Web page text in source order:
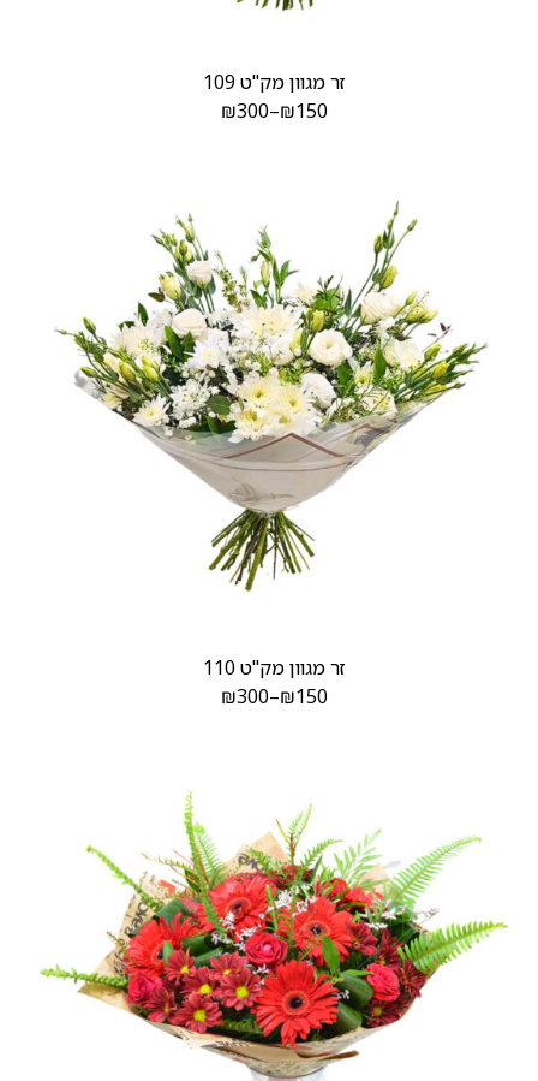
זר מגוון מק"ט 109
₪150
–
₪300
זר מגוון מק"ט 110
₪150
–
₪300